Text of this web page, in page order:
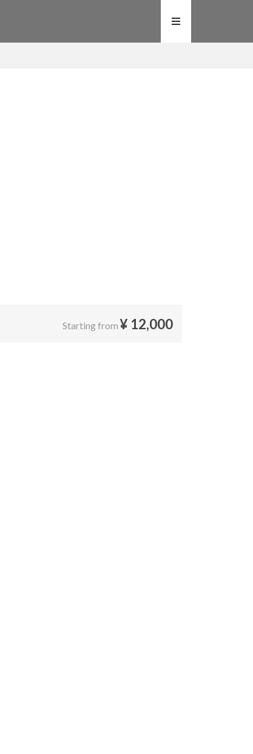
Starting from ¥ 12,000